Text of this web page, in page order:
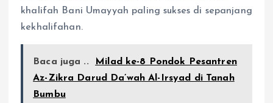
khalifah Bani Umayyah paling sukses di sepanjang
kekhalifahan.
Baca juga ..
Milad ke-8 Pondok Pesantren
Az-Zikra Darud Da’wah Al-Irsyad di Tanah
Bumbu